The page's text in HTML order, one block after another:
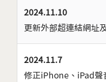
2024.11.10
更新外部超連結網址
2024.11.7
修正iPhone、iPad聲